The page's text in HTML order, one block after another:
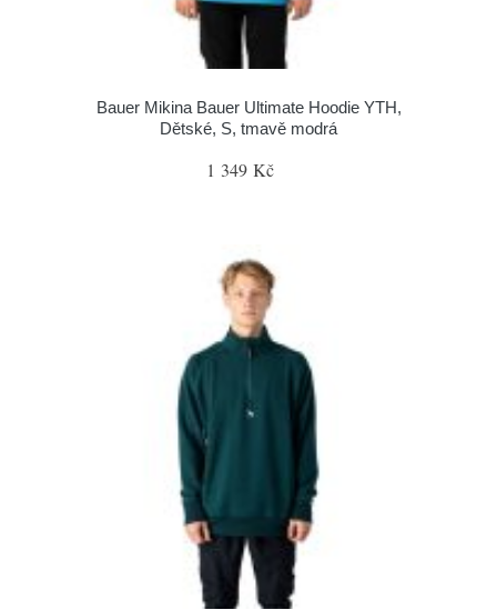
Bauer Mikina Bauer Ultimate Hoodie YTH,
Dětské, S, tmavě modrá
1 349 Kč